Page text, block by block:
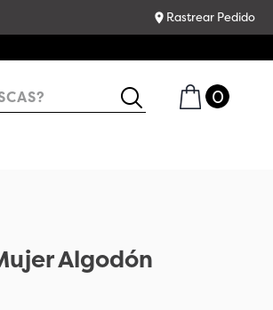
Rastrear Pedido
Algodón